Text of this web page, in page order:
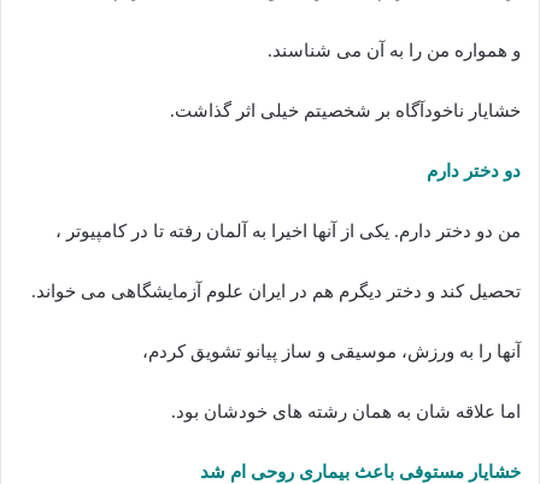
و همواره من را به آن می شناسند.
خشایار ناخودآگاه بر شخصیتم خیلی اثر گذاشت.
دو دختر دارم
من دو دختر دارم. یکی از آنها اخیرا به آلمان رفته تا در کامپیوتر ،
تحصیل کند و دختر دیگرم هم در ایران علوم آزمایشگاهی می خواند.
آنها را به ورزش، موسیقی و ساز پیانو تشویق کردم،
اما علاقه شان به همان رشته های خودشان بود.
خشایار مستوفی باعث بیماری روحی ام شد